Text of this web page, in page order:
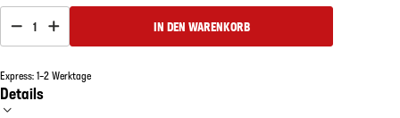
1 IN DEN WARENKORB
Express: 1–2 Werktage
Details